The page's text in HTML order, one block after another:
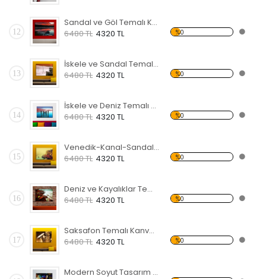
12
Sandal ve Göl Temalı Kanvas Tablo
6480 TL 4320 TL %0
13
İskele ve Sandal Temalı Kanvas Tablo
6480 TL 4320 TL %0
14
İskele ve Deniz Temalı Kanvas Tablo
6480 TL 4320 TL %0
15
Venedik-Kanal-Sandal Kanvas Tablo
6480 TL 4320 TL %0
16
Deniz ve Kayalıklar Temalı Kanvas Tablo
6480 TL 4320 TL %0
17
Saksafon Temalı Kanvas Tablo
6480 TL 4320 TL %0
Modern Soyut Tasarım 41 Temalı Kanvas Tablo